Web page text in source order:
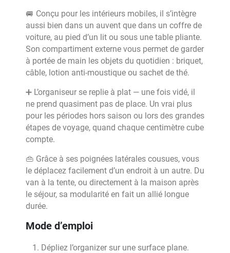
🚐 Conçu pour les intérieurs mobiles, il s’intègre
aussi bien dans un auvent que dans un coffre de
voiture, au pied d’un lit ou sous une table pliante.
Son compartiment externe vous permet de garder
à portée de main les objets du quotidien : briquet,
câble, lotion anti-moustique ou sachet de thé.
➕ L’organiseur se replie à plat — une fois vidé, il
ne prend quasiment pas de place. Un vrai plus
pour les périodes hors saison ou lors des grandes
étapes de voyage, quand chaque centimètre cube
compte.
👜 Grâce à ses poignées latérales cousues, vous
le déplacez facilement d’un endroit à un autre. Du
van à la tente, ou directement à la maison après
le séjour, sa modularité en fait un allié longue
durée.
Mode d’emploi
Dépliez l’organizer sur une surface plane.